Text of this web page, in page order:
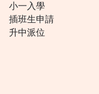
小一入學
插班生申請
升中派位